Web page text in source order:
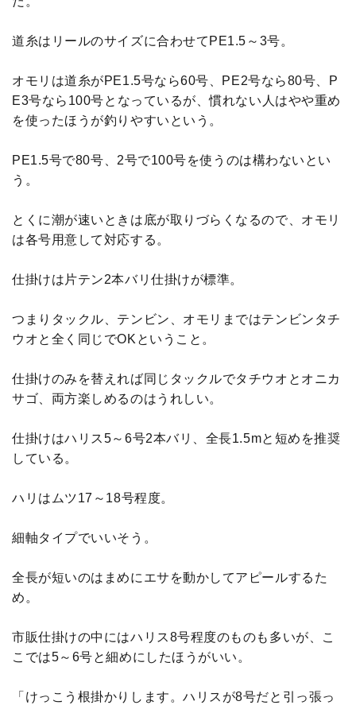
道糸はリールのサイズに合わせてPE1.5～3号。
オモリは道糸がPE1.5号なら60号、PE2号なら80号、P
E3号なら100号となっているが、慣れない人はやや重め
を使ったほうが釣りやすいという。
PE1.5号で80号、2号で100号を使うのは構わないとい
う。
とくに潮が速いときは底が取りづらくなるので、オモリ
は各号用意して対応する。
仕掛けは片テン2本バリ仕掛けが標準。
つまりタックル、テンビン、オモリまではテンビンタチ
ウオと全く同じでOKということ。
仕掛けのみを替えれば同じタックルでタチウオとオニカ
サゴ、両方楽しめるのはうれしい。
仕掛けはハリス5～6号2本バリ、全長1.5mと短めを推奨
している。
ハリはムツ17～18号程度。
細軸タイプでいいそう。
全長が短いのはまめにエサを動かしてアピールするた
め。
市販仕掛けの中にはハリス8号程度のものも多いが、こ
こでは5～6号と細めにしたほうがいい。
「けっこう根掛かりします。ハリスが8号だと引っ張っ